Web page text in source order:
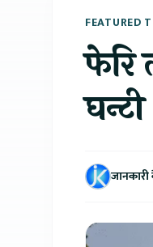
FEATURED
फेरि
घन्टी
जानकारी